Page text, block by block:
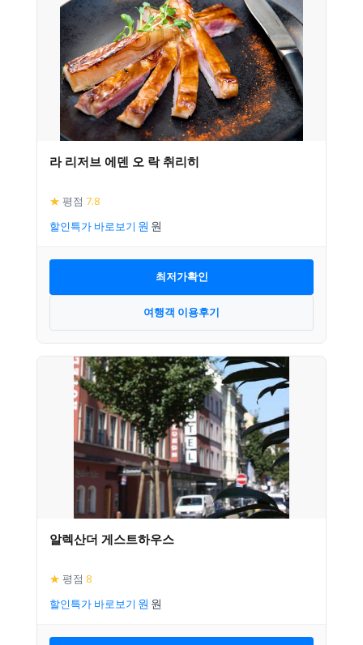
라 리저브 에덴 오 락 취리히
★ 평점 7.8
할인특가 바로보기
최저가확인
여행객 이용후기
알렉산더 게스트하우스
★ 평점 8
할인특가 바로보기